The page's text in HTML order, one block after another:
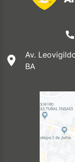
Av.
BA